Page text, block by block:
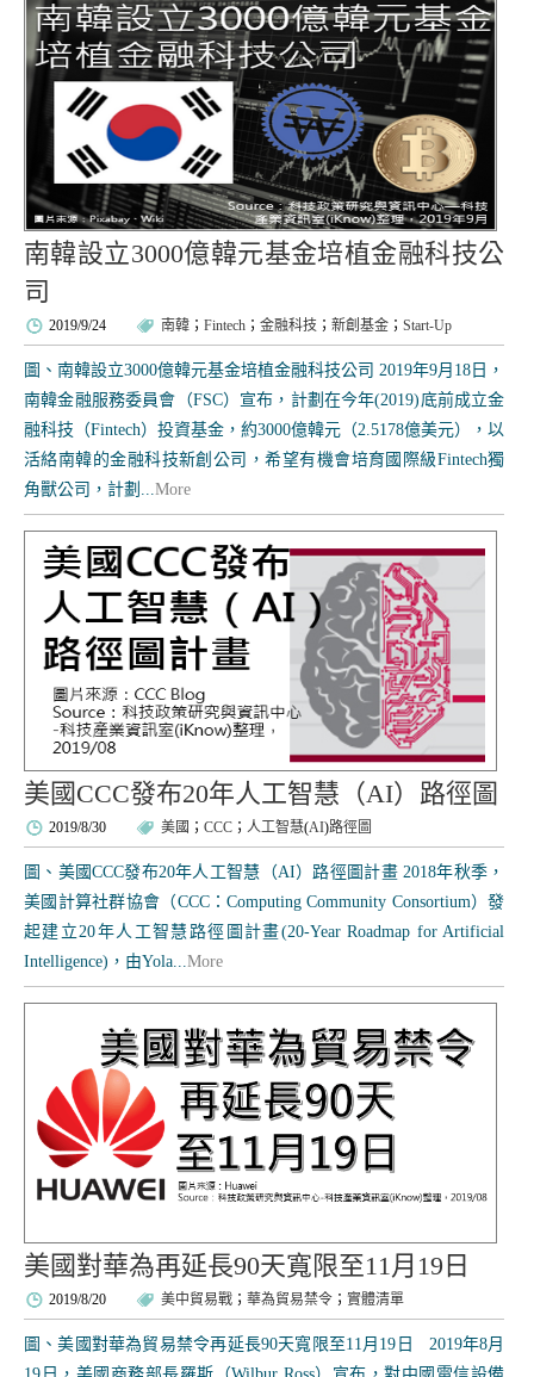
南韓設立3000億韓元基金培植金融科技公
司
2019/9/24 南韓 ； Fintech ； 金融科技 ； 新創基金 ； Start-Up
圖、南韓設立3000億韓元基金培植金融科技公司 2019年9月18日，
南韓金融服務委員會（FSC）宣布，計劃在今年(2019)底前成立金
融科技（Fintech）投資基金，約3000億韓元（2.5178億美元），以
活絡南韓的金融科技新創公司，希望有機會培育國際級Fintech獨
角獸公司，計劃...More
美國CCC發布20年人工智慧（AI）路徑圖
2019/8/30 美國 ； CCC ； 人工智慧(AI)路徑圖
圖、美國CCC發布20年人工智慧（AI）路徑圖計畫 2018年秋季，
美國計算社群協會（CCC：Computing Community Consortium）發
起建立20年人工智慧路徑圖計畫(20-Year Roadmap for Artificial
Intelligence)，由Yola...More
美國對華為再延長90天寬限至11月19日
2019/8/20 美中貿易戰 ； 華為貿易禁令 ； 實體清單
圖、美國對華為貿易禁令再延長90天寬限至11月19日 2019年8月